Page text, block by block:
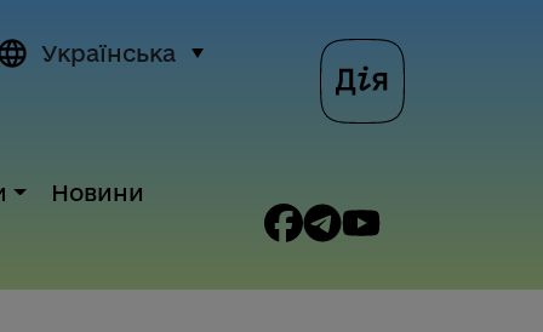
Українська
Новини